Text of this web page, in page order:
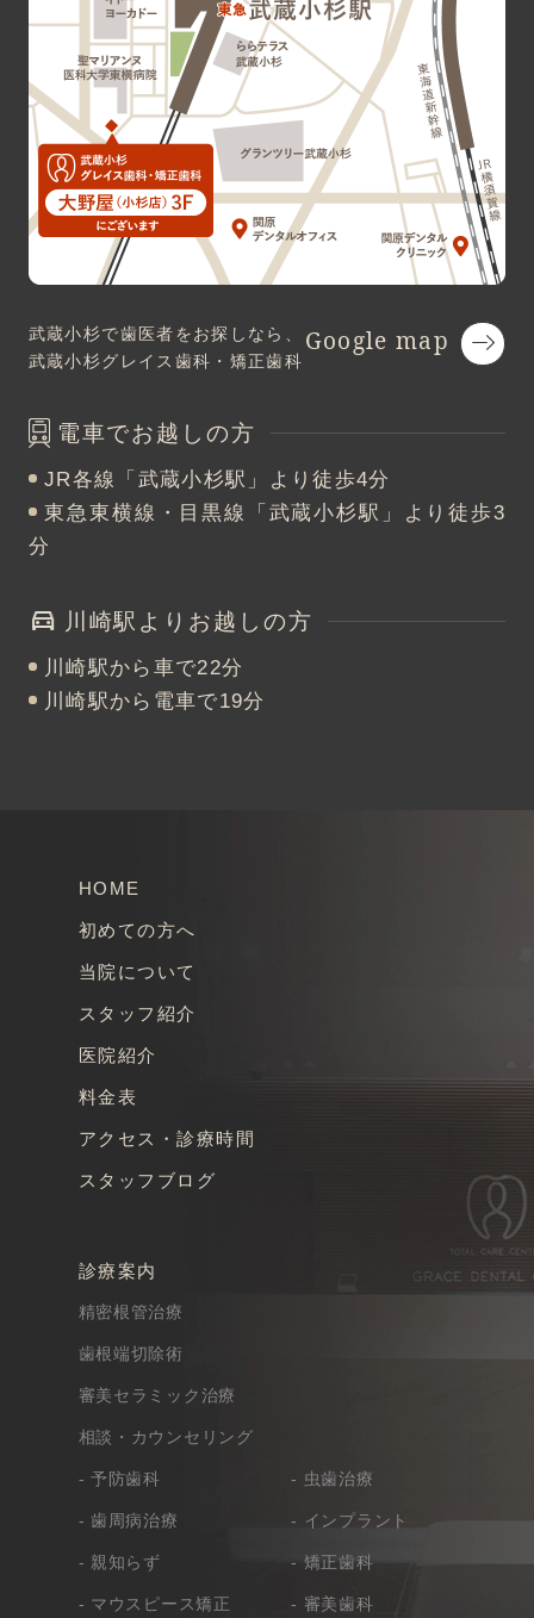
Google map
武蔵小杉で歯医者をお探しなら、
武蔵小杉グレイス歯科・矯正歯科
電車でお越しの方
JR各線「武蔵小杉駅」より徒歩4分
東急東横線・目黒線「武蔵小杉駅」より徒歩3
分
川崎駅よりお越しの方
川崎駅から車で22分
川崎駅から電車で19分
HOME
初めての方へ
当院について
スタッフ紹介
医院紹介
料金表
アクセス・診療時間
スタッフブログ
診療案内
精密根管治療
歯根端切除術
審美セラミック治療
相談・カウンセリング
- 予防歯科 - 虫歯治療
- 歯周病治療 - インプラント
- 親知らず - 矯正歯科
- マウスピース矯正 - 審美歯科